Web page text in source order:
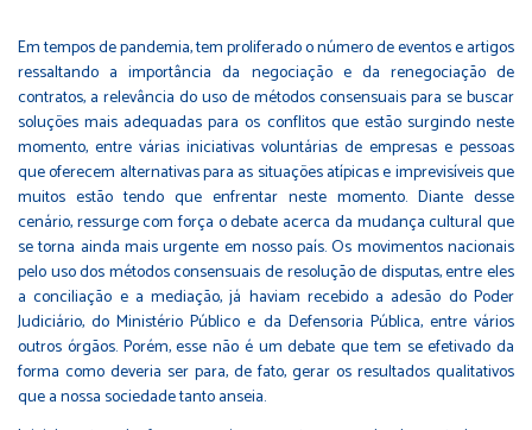
Em tempos de pandemia, tem proliferado o número de eventos e artigos
ressaltando a importância da negociação e da renegociação de
contratos, a relevância do uso de métodos consensuais para se buscar
soluções mais adequadas para os conflitos que estão surgindo neste
momento, entre várias iniciativas voluntárias de empresas e pessoas
que oferecem alternativas para as situações atípicas e imprevisíveis que
muitos estão tendo que enfrentar neste momento. Diante desse
cenário, ressurge com força o debate acerca da mudança cultural que
se torna ainda mais urgente em nosso país. Os movimentos nacionais
pelo uso dos métodos consensuais de resolução de disputas, entre eles
a conciliação e a mediação, já haviam recebido a adesão do Poder
Judiciário, do Ministério Público e da Defensoria Pública, entre vários
outros órgãos. Porém, esse não é um debate que tem se efetivado da
forma como deveria ser para, de fato, gerar os resultados qualitativos
que a nossa sociedade tanto anseia.